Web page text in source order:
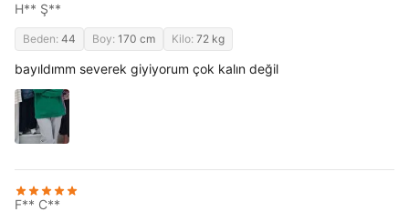
H** Ş**
Beden: 44 Boy: 170 cm Kilo: 72 kg
bayıldımm severek giyiyorum çok kalın değil
F** C**